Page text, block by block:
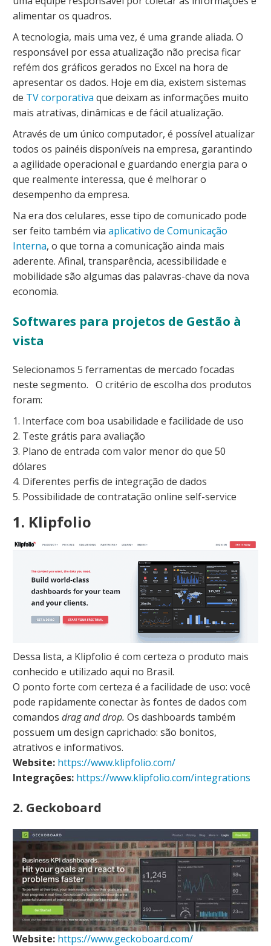
alimentar os quadros.
A tecnologia, mais uma vez, é uma grande aliada. O
responsável por essa atualização não precisa ficar
refém dos gráficos gerados no Excel na hora de
apresentar os dados. Hoje em dia, existem sistemas
de TV corporativa que deixam as informações muito
mais atrativas, dinâmicas e de fácil atualização.
Através de um único computador, é possível atualizar
todos os painéis disponíveis na empresa, garantindo
a agilidade operacional e guardando energia para o
que realmente interessa, que é melhorar o
desempenho da empresa.
Na era dos celulares, esse tipo de comunicado pode
ser feito também via aplicativo de Comunicação
Interna, o que torna a comunicação ainda mais
aderente. Afinal, transparência, acessibilidade e
mobilidade são algumas das palavras-chave da nova
economia.
Softwares para projetos de Gestão à
vista
Selecionamos 5 ferramentas de mercado focadas
neste segmento. O critério de escolha dos produtos
foram:
1. Interface com boa usabilidade e facilidade de uso
2. Teste grátis para avaliação
3. Plano de entrada com valor menor do que 50
dólares
4. Diferentes perfis de integração de dados
5. Possibilidade de contratação online self-service
1. Klipfolio
Dessa lista, a Klipfolio é com certeza o produto mais
conhecido e utilizado aqui no Brasil.
O ponto forte com certeza é a facilidade de uso: você
pode rapidamente conectar às fontes de dados com
comandos drag and drop. Os dashboards também
possuem um design caprichado: são bonitos,
atrativos e informativos.
Website: https://www.klipfolio.com/
Integrações: https://www.klipfolio.com/integrations
2. Geckoboard
Website: https://www.geckoboard.com/